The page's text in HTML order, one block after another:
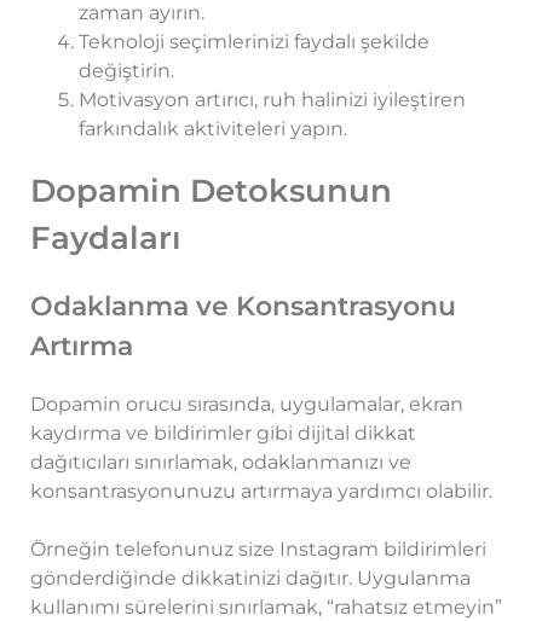
zaman ayırın.
Teknoloji seçimlerinizi faydalı şekilde
değiştirin.
Motivasyon artırıcı, ruh halinizi iyileştiren
farkındalık aktiviteleri yapın.
Dopamin Detoksunun
Faydaları
Odaklanma ve Konsantrasyonu
Artırma
Dopamin orucu sırasında, uygulamalar, ekran
kaydırma ve bildirimler gibi dijital dikkat
dağıtıcıları sınırlamak, odaklanmanızı ve
konsantrasyonunuzu artırmaya yardımcı olabilir.
Örneğin telefonunuz size Instagram bildirimleri
gönderdiğinde dikkatinizi dağıtır. Uygulanma
kullanımı sürelerini sınırlamak, “rahatsız etmeyin”